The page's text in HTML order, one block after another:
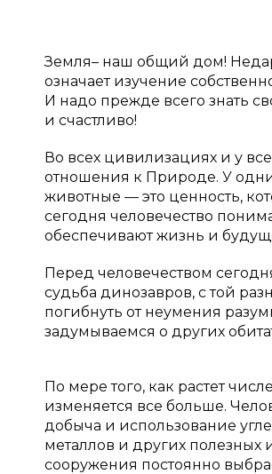
Земля– наш общий дом!
означает изучение
И надо прежде всего знать
и счастливо!
Во всех цивилизациях и у
отношения к Природе. У
животные — это ценность,
сегодня человечество
обеспечивают жизнь и
Перед человечеством
судьба динозавров, с той
погибнуть от неумения
задумываемся о других
По мере того, как растет
изменяется все больше.
добыча и использование
металлов и других
сооружения постоянно